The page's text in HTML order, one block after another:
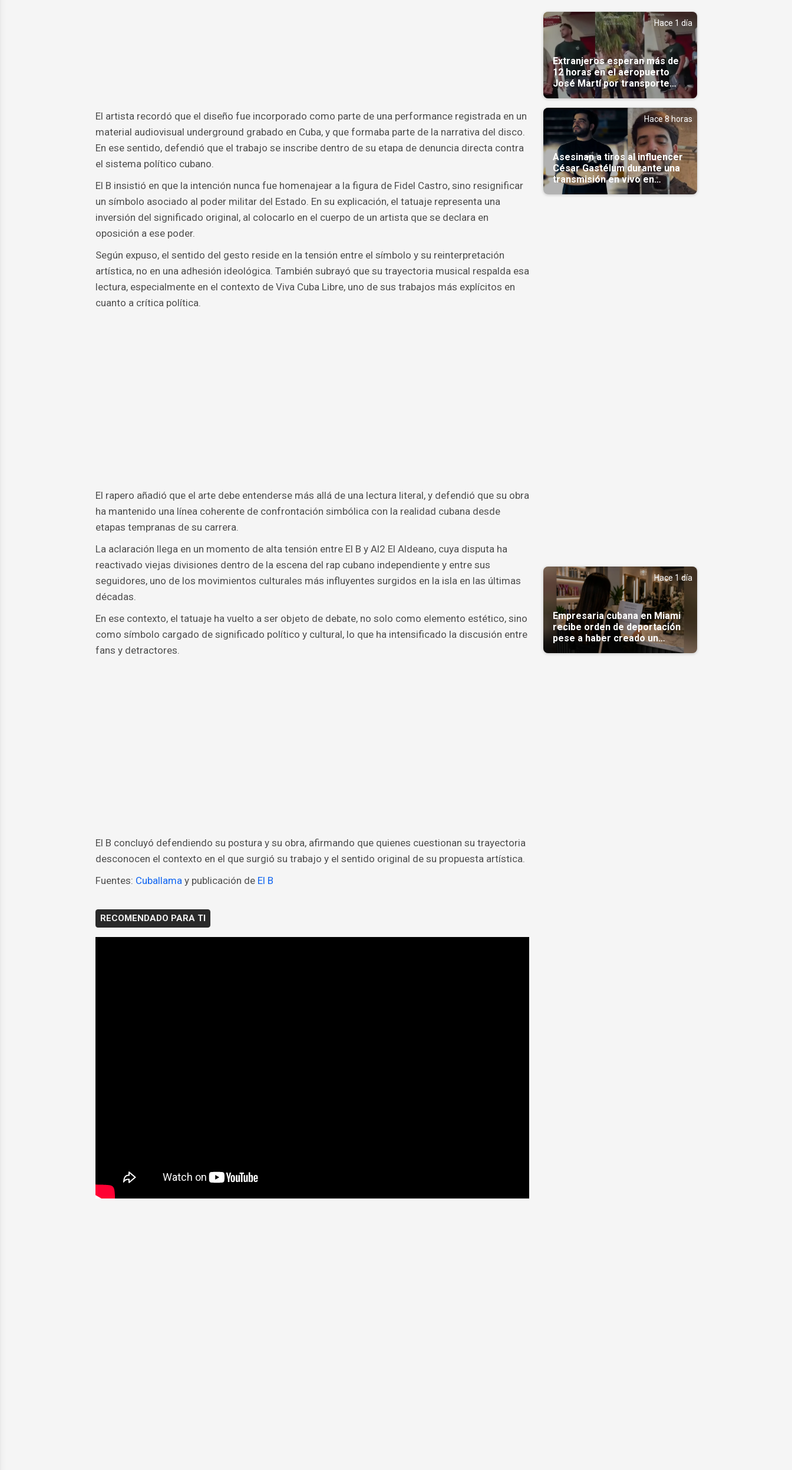
El artista recordó que el diseño fue incorporado como parte de una performance registrada en un
material audiovisual underground grabado en Cuba, y que formaba parte de la narrativa del disco.
En ese sentido, defendió que el trabajo se inscribe dentro de su etapa de denuncia directa contra
el sistema político cubano.
El B insistió en que la intención nunca fue homenajear a la figura de Fidel Castro, sino resignificar
un símbolo asociado al poder militar del Estado. En su explicación, el tatuaje representa una
inversión del significado original, al colocarlo en el cuerpo de un artista que se declara en
oposición a ese poder.
Según expuso, el sentido del gesto reside en la tensión entre el símbolo y su reinterpretación
artística, no en una adhesión ideológica. También subrayó que su trayectoria musical respalda esa
lectura, especialmente en el contexto de Viva Cuba Libre, uno de sus trabajos más explícitos en
cuanto a crítica política.
El rapero añadió que el arte debe entenderse más allá de una lectura literal, y defendió que su obra
ha mantenido una línea coherente de confrontación simbólica con la realidad cubana desde
etapas tempranas de su carrera.
La aclaración llega en un momento de alta tensión entre El B y Al2 El Aldeano, cuya disputa ha
reactivado viejas divisiones dentro de la escena del rap cubano independiente y entre sus
seguidores, uno de los movimientos culturales más influyentes surgidos en la isla en las últimas
décadas.
En ese contexto, el tatuaje ha vuelto a ser objeto de debate, no solo como elemento estético, sino
como símbolo cargado de significado político y cultural, lo que ha intensificado la discusión entre
fans y detractores.
El B concluyó defendiendo su postura y su obra, afirmando que quienes cuestionan su trayectoria
desconocen el contexto en el que surgió su trabajo y el sentido original de su propuesta artística.
Fuentes: Cuballama y publicación de El B
RECOMENDADO PARA TI
Hace 1 día
Extranjeros esperan más de
12 horas en el aeropuerto
José Martí por transporte
reservado semanas
antes(Video)
Hace 8 horas
Asesinan a tiros al influencer
César Gastélum durante una
transmisión en vivo en
Sinaloa(Video)
Hace 1 día
Empresaria cubana en Miami
recibe orden de deportación
pese a haber creado un